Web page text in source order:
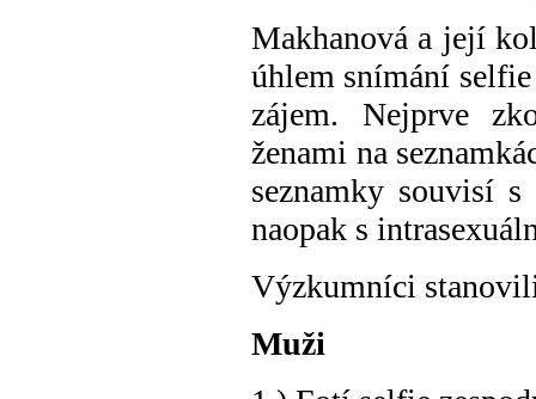
Makhanová a její
úhlem snímání
zájem. Nejprve
ženami na
seznamky souvisí
naopak s
Výzkumníci
Muži